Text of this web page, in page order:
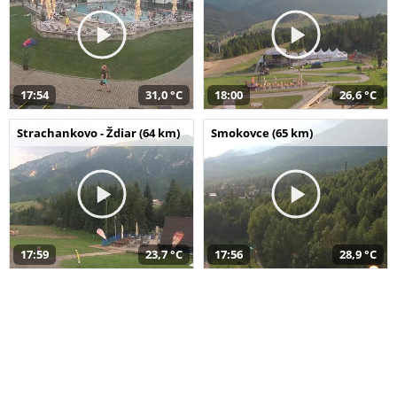
17:54 31,0 °C 18:00 26,6 °C
Strachankovo - Ždiar (64 km)
17:59 23,7 °C
Smokovce (65 km)
17:56 28,9 °C